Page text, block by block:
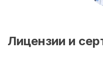
Лицензии и